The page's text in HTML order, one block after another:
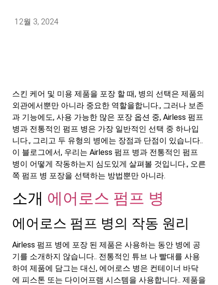
12월 3, 2024
스킨 케어 및 미용 제품을 포장 할 때, 병의 선택은 제품의
외관에서뿐만 아니라 중요한 역할을합니다., 그러나 보존
과 기능에도, 사용 가능한 많은 포장 옵션 중, Airless 펌프
병과 전통적인 펌프 병은 가장 일반적인 선택 중 하나입
니다., 그리고 두 유형의 병에는 장점과 단점이 있습니다..
이 블로그에서, 우리는 Airless 펌프 병과 전통적인 펌프
병이 어떻게 작동하는지 심도있게 살펴볼 것입니다., 오른
쪽 펌프 병 포장을 선택하는 방법뿐만 아니라.
소개 에어로스 펌프 병
에어로스 펌프 병의 작동 원리
Airless 펌프 병에 포장 된 제품은 사용하는 동안 병에 공
기를 소개하지 않습니다.. 전통적인 튜브 나 빨대를 사용
하여 제품에 담그는 대신, 에어로스 병은 컨테이너 바닥
에 피스톤 또는 다이어프램 시스템을 사용합니다.. 제품을